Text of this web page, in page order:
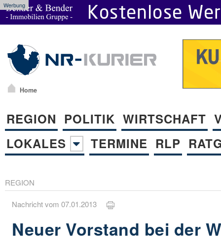
Werbung
Home
REGION POLITIK WIRTSCHAFT
LOKALES
TERMINE RLP
REGION
Nachricht vom 07.01.2013
Neuer Vorstand bei der